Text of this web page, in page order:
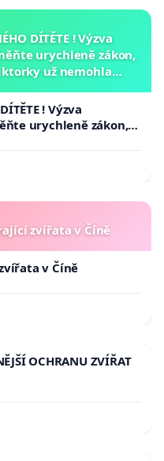
DÍTĚTE ! Výzva
urychleně zákon,
už nemohla
! Výzva
urychleně zákon,
už nemohla opakovat!
zvířata v Číně
v Číně
OCHRANU ZVÍŘAT